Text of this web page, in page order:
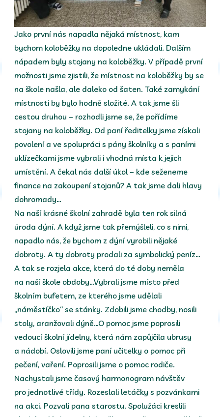
Jako první nás napadla nějaká místnost, kam
bychom koloběžky na dopoledne ukládali. Dalším
nápadem byly stojany na koloběžky. V případě první
možnosti jsme zjistili, že místnost na koloběžky by se
na škole našla, ale daleko od šaten. Také zamykání
místnosti by bylo hodně složité. A tak jsme šli
cestou druhou – rozhodli jsme se, že pořídíme
stojany na koloběžky. Od paní ředitelky jsme získali
povolení a ve spolupráci s pány školníky a s paními
uklízečkami jsme vybrali i vhodná místa k jejich
umístění. A čekal nás další úkol – kde seženeme
finance na zakoupení stojanů? A tak jsme dali hlavy
dohromady…
Na naší krásné školní zahradě byla ten rok silná
úroda dýní. A když jsme tak přemýšleli, co s nimi,
napadlo nás, že bychom z dýní vyrobili nějaké
dobroty. A ty dobroty prodali za symbolický peníz…
A tak se rozjela akce, která do té doby neměla
na naší škole obdoby…Vybrali jsme místo před
školním bufetem, ze kterého jsme udělali
„náměstíčko“ se stánky. Zdobili jsme chodby, nosili
stoly, aranžovali dýně…O pomoc jsme poprosili
vedoucí školní jídelny, která nám zapůjčila ubrusy
a nádobí. Oslovili jsme paní učitelky o pomoc při
pečení, vaření. Poprosili jsme o pomoc rodiče.
Nachystali jsme časový harmonogram návštěv
pro jednotlivé třídy. Rozeslali letáčky s pozvánkami
na akci. Pozvali pana starostu. Spolužáci kreslili